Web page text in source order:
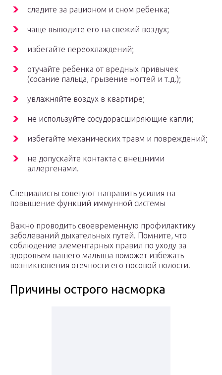
следите за рационом и сном ребенка;
чаще выводите его на свежий воздух;
избегайте переохлаждений;
отучайте ребенка от вредных привычек
(сосание пальца, грызение ногтей и т.д.);
увлажняйте воздух в квартире;
не используйте сосудорасширяющие капли;
избегайте механических травм и повреждений;
не допускайте контакта с внешними
аллергенами.
Специалисты советуют направить усилия на
повышение функций иммунной системы
Важно проводить своевременную профилактику
заболеваний дыхательных путей. Помните, что
соблюдение элементарных правил по уходу за
здоровьем вашего малыша поможет избежать
возникновения отечности его носовой полости.
Причины острого насморка